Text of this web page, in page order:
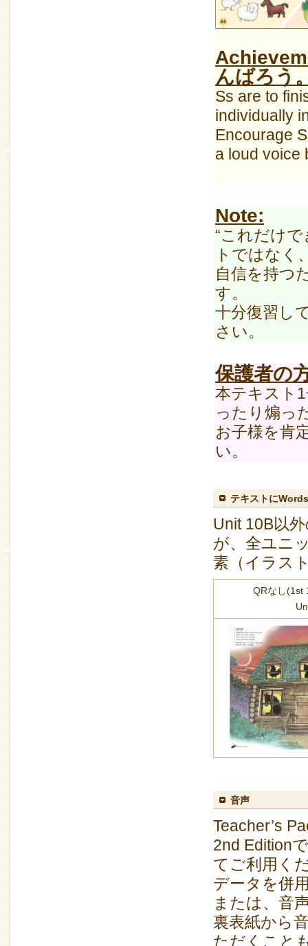
んばろう
Ss are to
individually
Encourage
a loud voice
Note:
“これだけ
トではなく
自信を持つ
す。
十分復習し
さい。
保護者の
本テキスト
ったり煽っ
お子様を肯
い。
テキストに
Unit 10B以
が、全ユニ
素（イラス
QRなし(1st
音声
Teacher’s
2nd Edition
てご利用く
データを併
または、音
裏表紙から
ただくこと